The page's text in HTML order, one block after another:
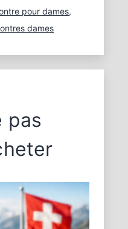
pour dames,
dames
pas